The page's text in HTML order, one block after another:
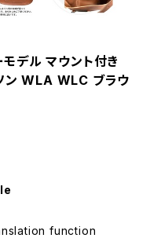
デル マウント付き
ン WLA WLC ブラウ
function